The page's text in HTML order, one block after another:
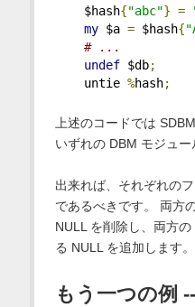
$hash{"abc"} =
my $a = $hash{
# ...
undef $db;
untie %hash;
上述のコードでは
いずれの DBM モジュー
出来れば、それぞれの
であるべきです。 両方
NULL を削除し、両方
る NULL を追加します。
もう一つの例